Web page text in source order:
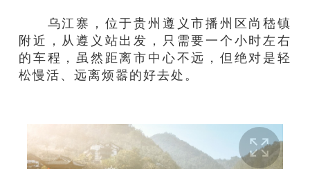
乌江寨，位于贵州遵义市播州区尚嵇镇
附近，从遵义站出发，只需要一个小时左右
的车程，虽然距离市中心不远，但绝对是轻
松慢活、远离烦嚣的好去处。